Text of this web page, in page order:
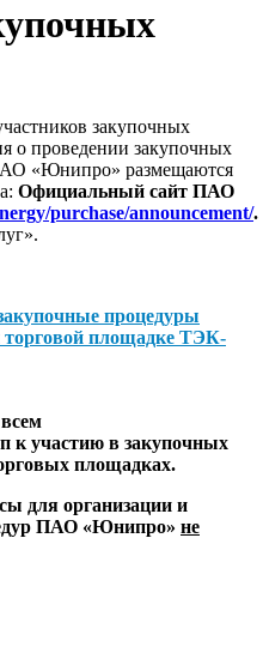
закупочных
о проведении закупочных
«Юнипро» размещаются
Официальный сайт ПАО
purchase/announcement/.
процедуры
торговой площадке ТЭК-
к участию в закупочных
площадках.
для организации и
ПАО «Юнипро» не